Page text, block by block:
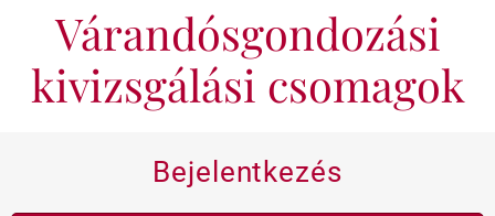
KAPCSOLAT
Várandósgondozási
kivizsgálási csomagok
Bejelentkezés